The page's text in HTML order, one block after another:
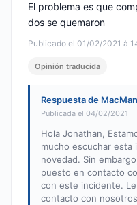
Publicado el 01/02/2021 à
El problema es que
dos se quemaron
Opinión traducida
Respuesta de
Publicada el 04/02/2021
Hola Jonathan,
mucho escuchar esta
novedad. Sin
puesto en contacto
con este incidente.
contacto con